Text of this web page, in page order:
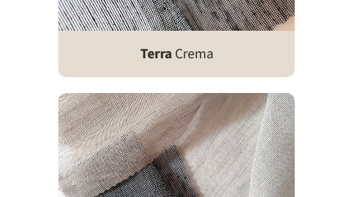
TerraCrema